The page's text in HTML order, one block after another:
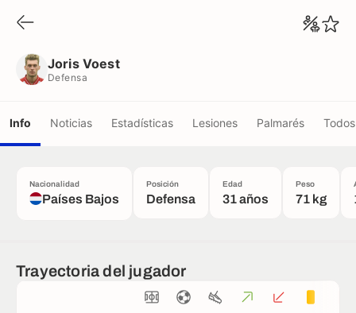
Joris Voest
Defensa
Info Noticias Estadísticas Lesiones Palmarés
Nacionalidad
Países Bajos
Posición
Defensa
Edad
31 años
Peso
71 kg
Trayectoria del jugador